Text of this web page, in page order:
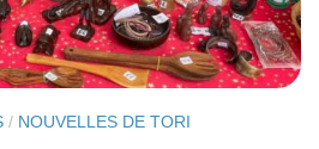
/ NOUVELLES DE TORI